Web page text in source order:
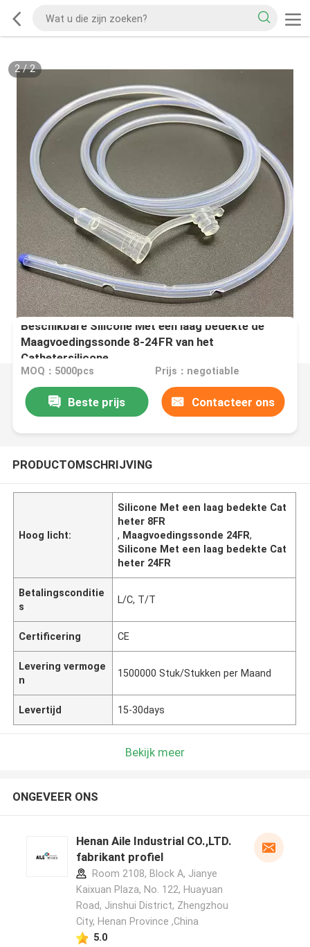
2/2
Beschikbare Silicone Met een laag bedekte de
Maagvoedingssonde 8-24FR van het
Cathetersilicone
MOQ：5000pcs Prijs：negotiable
Beste prijs Contacteer ons
PRODUCTOMSCHRIJVING
Hoog licht:
Silicone Met een laag bedekte Cat
heter 8FR
, Maagvoedingssonde 24FR,
Silicone Met een laag bedekte Cat
heter 24FR
Betalingsconditie
s
L/C, T/T
Certificering CE
Levering vermoge
n
1500000 Stuk/Stukken per Maand
Levertijd 15-30days
Bekijk meer
ONGEVEER ONS
Henan Aile Industrial CO.,LTD.
fabrikant profiel
Room 2108, Block A, Jianye
Kaixuan Plaza, No. 122, Huayuan
Road, Jinshui District, Zhengzhou
City, Henan Province ,China
5.0